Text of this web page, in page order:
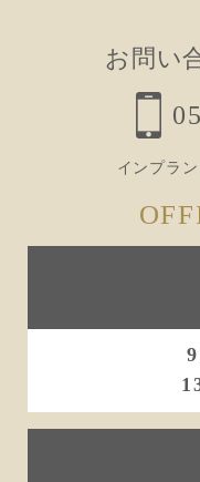
お問い
インプラ